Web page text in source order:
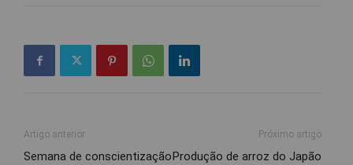
Artigo anterior
Semana de conscientização
Próximo artigo
Produção de arroz do Japão